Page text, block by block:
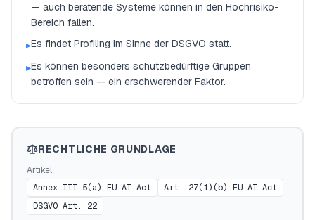
— auch beratende Systeme können in den Hochrisiko-
Bereich fallen.
▸Es findet Profiling im Sinne der DSGVO statt.
▸Es können besonders schutzbedürftige Gruppen
betroffen sein — ein erschwerender Faktor.
RECHTLICHE GRUNDLAGE
Artikel
Annex III.5(a) EU AI Act
Art. 27(1)(b) EU AI Act
DSGVO Art. 22